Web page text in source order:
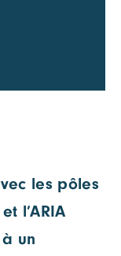
les pôles
l’ARIA
un